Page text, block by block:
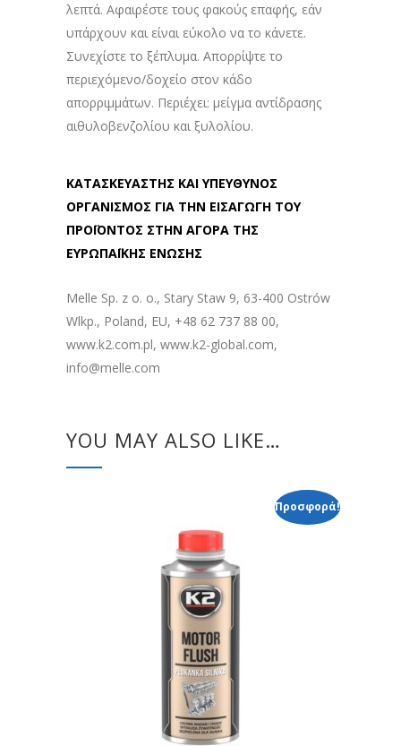
λεπτά. Αφαιρέστε τους φακούς επαφής, εάν
υπάρχουν και είναι εύκολο να το κάνετε.
Συνεχίστε το ξέπλυμα. Απορρίψτε το
περιεχόμενο/δοχείο στον κάδο
απορριμμάτων. Περιέχει: μείγμα αντίδρασης
αιθυλοβενζολίου και ξυλολίου.
ΚΑΤΑΣΚΕΥΑΣΤΗΣ ΚΑΙ ΥΠΕΥΘΥΝΟΣ
ΟΡΓΑΝΙΣΜΟΣ ΓΙΑ ΤΗΝ ΕΙΣΑΓΩΓΗ ΤΟΥ
ΠΡΟΪΟΝΤΟΣ ΣΤΗΝ ΑΓΟΡΑ ΤΗΣ
ΕΥΡΩΠΑΪΚΗΣ ΕΝΩΣΗΣ
Melle Sp. z o. o., Stary Staw 9, 63-400 Ostrów
Wlkp., Poland, EU, +48 62 737 88 00,
www.k2.com.pl, www.k2-global.com,
info@melle.com
YOU MAY ALSO LIKE…
Προσφορά!